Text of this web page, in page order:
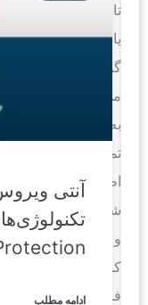
تاپ
گوشی،
می‌توان
تمام
اطلاعات
شخصی
کاری
فرد
Protection
ادامه مطلب